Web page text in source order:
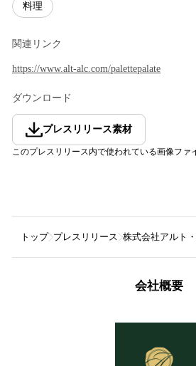
料理
関連リンク
https://www.alt-alc.com/palettepalate
ダウンロード
プレスリリース素材
このプレスリリース内で使われている画像ファ
トップ プレスリリース 株式会社アルト
会社概要